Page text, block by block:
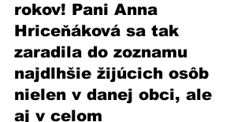
rokov! Pani Anna
Hriceňáková sa tak
zaradila do zoznamu
najdlhšie žijúcich osôb
nielen v danej obci, ale
aj v celom